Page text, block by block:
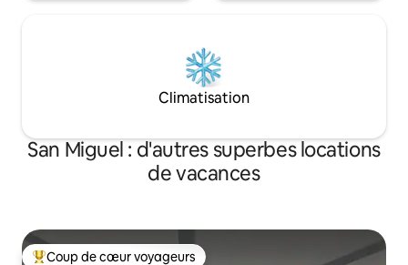
Climatisation
San Miguel : d'autres superbes locations
de vacances
Coup de cœur voyageurs